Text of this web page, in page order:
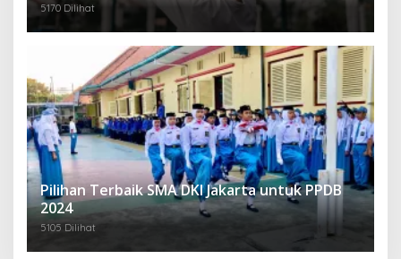
5170 Dilihat
Pilihan Terbaik SMA DKI Jakarta untuk PPDB
2024
5105 Dilihat